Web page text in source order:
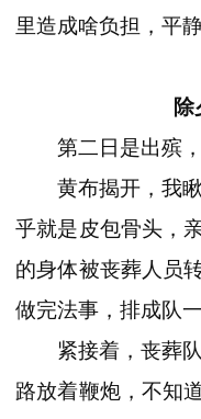
里造成啥负担，平
除
第二日是出殡
黄布揭开，我
乎就是皮包骨头，
的身体被丧葬人员
做完法事，排成队
紧接着，丧葬
路放着鞭炮，不知